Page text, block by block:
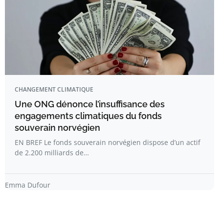
CHANGEMENT CLIMATIQUE
Une ONG dénonce l’insuffisance des
engagements climatiques du fonds
souverain norvégien
EN BREF Le fonds souverain norvégien dispose d’un actif
de 2.200 milliards de…
Emma Dufour